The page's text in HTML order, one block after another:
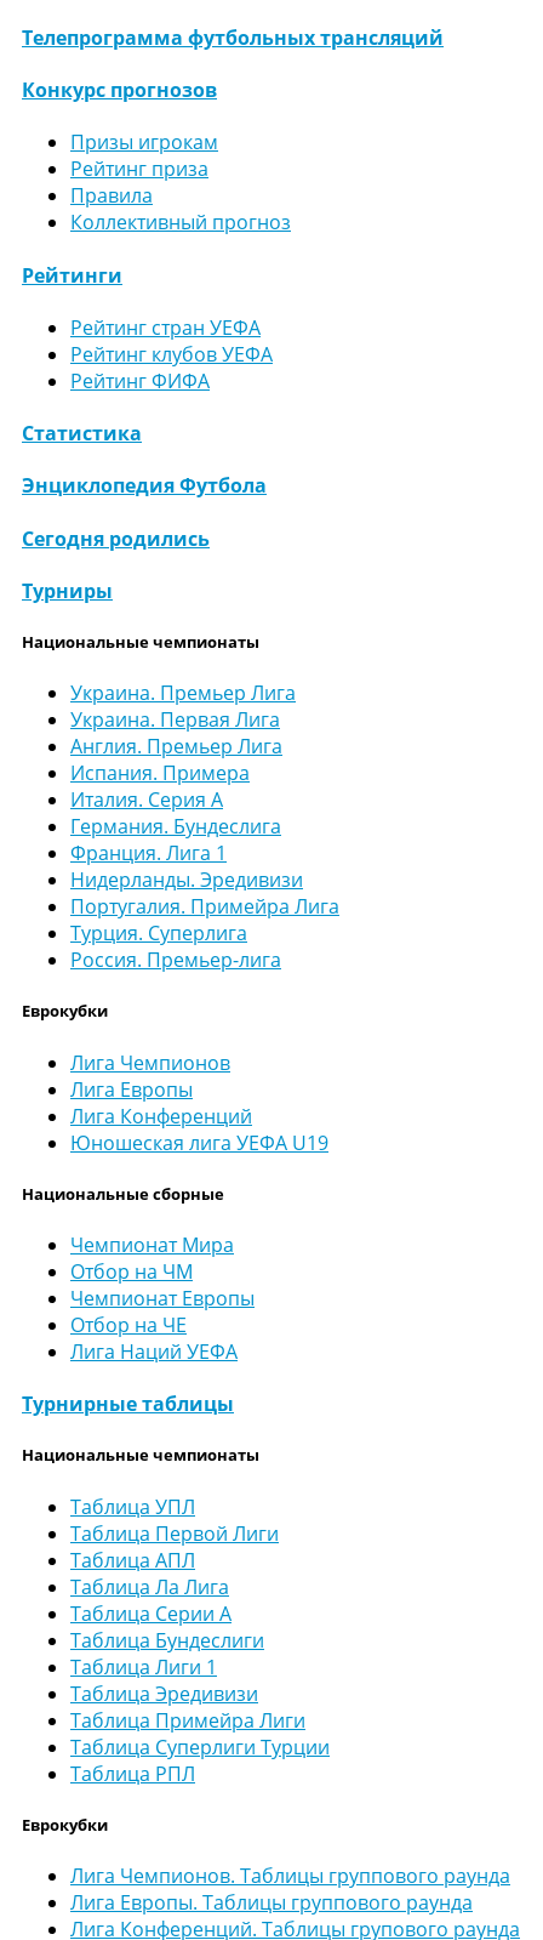
Телепрограмма футбольных трансляций
Конкурс прогнозов
Призы игрокам
Рейтинг приза
Правила
Коллективный прогноз
Рейтинги
Рейтинг стран УЕФА
Рейтинг клубов УЕФА
Рейтинг ФИФА
Статистика
Энциклопедия Футбола
Сегодня родились
Турниры
Национальные чемпионаты
Украина. Премьер Лига
Украина. Первая Лига
Англия. Премьер Лига
Испания. Примера
Италия. Серия А
Германия. Бундеслига
Франция. Лига 1
Нидерланды. Эредивизи
Португалия. Примейра Лига
Турция. Суперлига
Россия. Премьер-лига
Еврокубки
Лига Чемпионов
Лига Европы
Лига Конференций
Юношеская лига УЕФА U19
Национальные сборные
Чемпионат Мира
Отбор на ЧМ
Чемпионат Европы
Отбор на ЧЕ
Лига Наций УЕФА
Турнирные таблицы
Национальные чемпионаты
Таблица УПЛ
Таблица Первой Лиги
Таблица АПЛ
Таблица Ла Лига
Таблица Серии А
Таблица Бундеслиги
Таблица Лиги 1
Таблица Эредивизи
Таблица Примейра Лиги
Таблица Суперлиги Турции
Таблица РПЛ
Еврокубки
Лига Чемпионов. Таблицы группового раунда
Лига Европы. Таблицы группового раунда
Лига Конференций. Таблицы групового раунда